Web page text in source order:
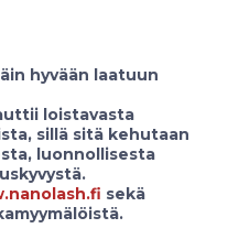
hyvään laatuun
loistavasta
sillä sitä kehutaan
luonnollisesta
sekä